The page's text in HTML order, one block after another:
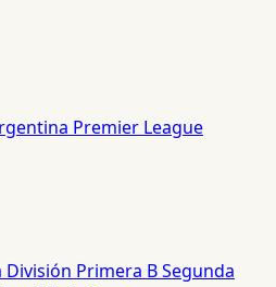
Premier League
División Primera BSegunda